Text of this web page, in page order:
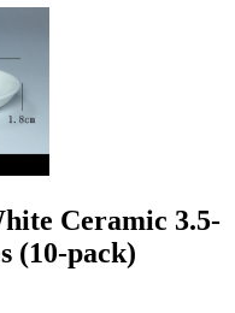
Ceramic 3.5-
(10-pack)